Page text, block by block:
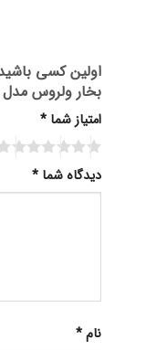
اولین کسی
بخار ولروس مدل VL – 920”
امتیاز شما *
دیدگاه شما *
نام*